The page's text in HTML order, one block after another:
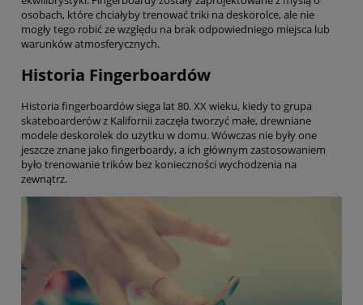
osobach, które chciałyby trenować triki na deskorolce, ale nie
mogły tego robić ze względu na brak odpowiedniego miejsca lub
warunków atmosferycznych.
Historia Fingerboardów
Historia fingerboardów sięga lat 80. XX wieku, kiedy to grupa
skateboarderów z Kalifornii zaczęła tworzyć małe, drewniane
modele deskorolek do użytku w domu. Wówczas nie były one
jeszcze znane jako fingerboardy, a ich głównym zastosowaniem
było trenowanie trików bez konieczności wychodzenia na
zewnątrz.